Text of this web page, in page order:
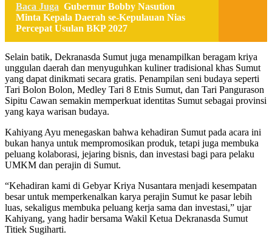
Baca Juga Gubernur Bobby Nasution
Minta Kepala Daerah se-Kepulauan Nias
Percepat Usulan BKP 2027
Selain batik, Dekranasda Sumut juga menampilkan beragam kriya
unggulan daerah dan menyuguhkan kuliner tradisional khas Sumut
yang dapat dinikmati secara gratis. Penampilan seni budaya seperti
Tari Bolon Bolon, Medley Tari 8 Etnis Sumut, dan Tari Pangurason
Sipitu Cawan semakin memperkuat identitas Sumut sebagai provinsi
yang kaya warisan budaya.
Kahiyang Ayu menegaskan bahwa kehadiran Sumut pada acara ini
bukan hanya untuk mempromosikan produk, tetapi juga membuka
peluang kolaborasi, jejaring bisnis, dan investasi bagi para pelaku
UMKM dan perajin di Sumut.
“Kehadiran kami di Gebyar Kriya Nusantara menjadi kesempatan
besar untuk memperkenalkan karya perajin Sumut ke pasar lebih
luas, sekaligus membuka peluang kerja sama dan investasi,” ujar
Kahiyang, yang hadir bersama Wakil Ketua Dekranasda Sumut
Titiek Sugiharti.